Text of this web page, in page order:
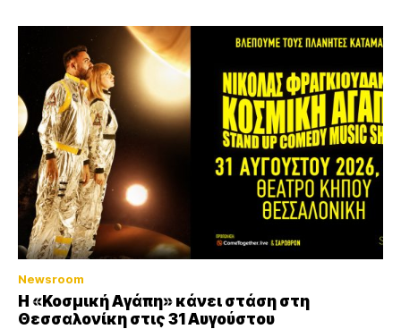
Newsroom
Η «Κοσμική Αγάπη» κάνει στάση στη
Θεσσαλονίκη στις 31 Αυγούστου